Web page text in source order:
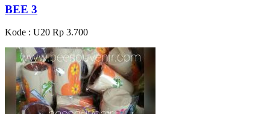
BEE 3
Kode : U20 Rp 3.700